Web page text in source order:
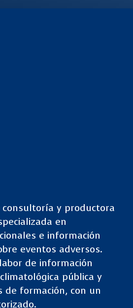
y productora
en
e información
eventos adversos.
de información
pública y
de formación, con un